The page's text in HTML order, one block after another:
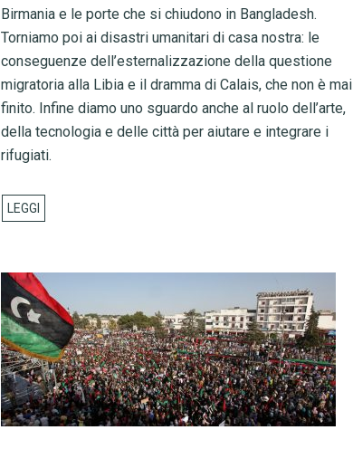
Birmania e le porte che si chiudono in Bangladesh.
Torniamo poi ai disastri umanitari di casa nostra: le
conseguenze dell’esternalizzazione della questione
migratoria alla Libia e il dramma di Calais, che non è mai
finito. Infine diamo uno sguardo anche al ruolo dell’arte,
della tecnologia e delle città per aiutare e integrare i
rifugiati.